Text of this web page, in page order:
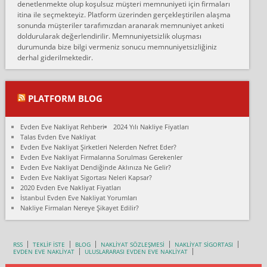
Konya ya Alicanlar naklyat la anlaştık bu şahıs evin taşınacağı gün
fiyatın mazoto gele...
Fatih kokmese:
Diyarbakır dan eşyamı getirtmek için anlaştım sözleşme yaptım.
Son anda fiyat artırdılar.. mecburiyetten tasittim.. bu kişiler ağrılı
Ali:
olduk. Asansörlü dediler sonra uraya asansör kurulmaz dediler
fark istediler. ortada asa...
Nimet:
Ben 2021 Ağustos ilk haftası Evimi taşıdım yani İstanbul'un bir
Mahallesi'nden bir başka Mahallesi'ne yani Ümraniye bölgesinde
oturuyorum önceleri ara...
Nimet Köse:
Hancıoğlu naklyatla taşındım...
denetlenmekte olup koşulsuz müşteri memnuniyeti için firmaları
itina ile seçmekteyiz. Platform üzerinden gerçekleştirilen alaşma
sonunda müşteriler tarafımızdan aranarak memnuniyet anketi
doldurularak değerlendirilir. Memnuniyetsizlik oluşması
durumunda bize bilgi vermeniz sonucu memnuniyetsizliğiniz
derhal giderilmektedir.
PLATFORM BLOG
Evden Eve Nakliyat Rehberi
2024 Yılı Nakliye Fiyatları
Talas Evden Eve Nakliyat
Evden Eve Nakliyat Şirketleri Nelerden Nefret Eder?
Evden Eve Nakliyat Firmalarına Sorulması Gerekenler
Evden Eve Nakliyat Dendiğinde Aklınıza Ne Gelir?
Evden Eve Nakliyat Sigortası Neleri Kapsar?
2020 Evden Eve Nakliyat Fiyatları
İstanbul Evden Eve Nakliyat Yorumları
Nakliye Firmaları Nereye Şikayet Edilir?
RSS TEKLİF İSTE BLOG NAKLİYAT SÖZLEŞMESİ
NAKLİYAT SİGORTASI
EVDEN EVE NAKLİYAT
ULUSLARARASI EVDEN EVE NAKLİYAT